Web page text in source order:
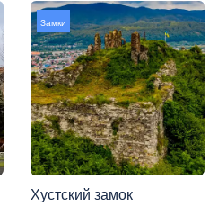
Замки
Хустский замок